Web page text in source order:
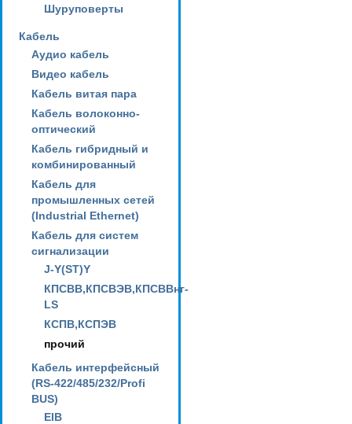
Шуруповерты
Кабель
Аудио кабель
Видео кабель
Кабель витая пара
Кабель волоконно-
оптический
Кабель гибридный и
комбинированный
Кабель для
промышленных сетей
(Industrial Ethernet)
Кабель для систем
сигнализации
J-Y(ST)Y
КПСВВ,КПСВЭВ,КПСВВнг-
LS
КСПВ,КСПЭВ
прочий
Кабель интерфейсный
(RS-422/485/232/Profi
BUS)
EIB